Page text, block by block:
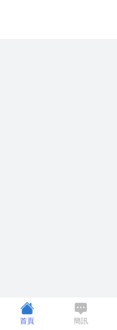
首頁 簡訊